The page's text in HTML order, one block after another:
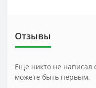
Отзывы
Еще никто не написал
можете быть первым.